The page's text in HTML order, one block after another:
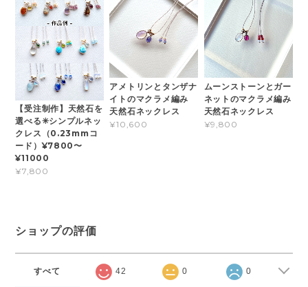
【受注制作】天然石を
選べる✳︎シンプルネッ
クレス（0.23mmコ
ード）¥7800〜
¥11000
¥7,800
アメトリンとタンザナ
イトのマクラメ編み
天然石ネックレス
¥10,600
ムーンストーンとガー
ネットのマクラメ編み
天然石ネックレス
¥9,800
ショップの評価
すべて 42 0 0